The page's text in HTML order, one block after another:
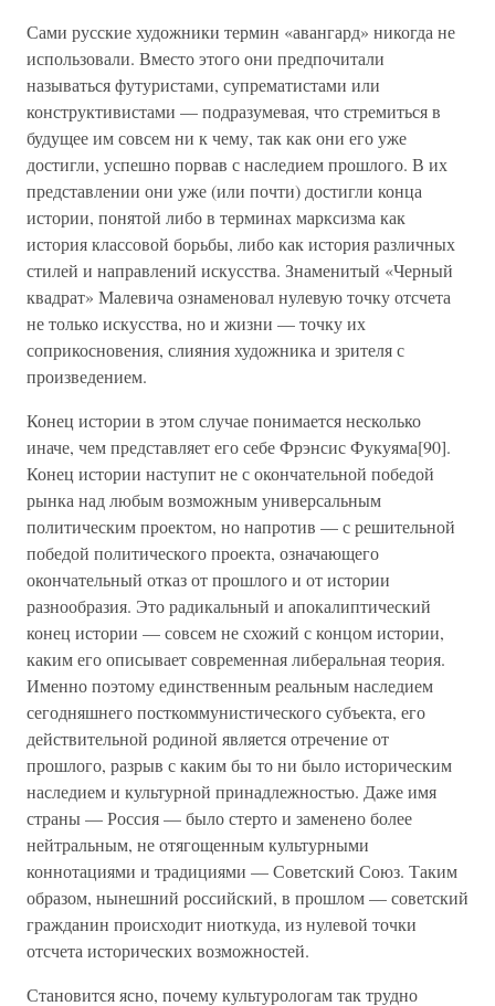
Сами русские художники термин «авангард» никогда не
использовали. Вместо этого они предпочитали
называться футуристами, супрематистами или
конструктивистами — подразумевая, что стремиться в
будущее им совсем ни к чему, так как они его уже
достигли, успешно порвав с наследием прошлого. В их
представлении они уже (или почти) достигли конца
истории, понятой либо в терминах марксизма как
история классовой борьбы, либо как история различных
стилей и направлений искусства. Знаменитый «Черный
квадрат» Малевича ознаменовал нулевую точку отсчета
не только искусства, но и жизни — точку их
соприкосновения, слияния художника и зрителя с
произведением.
Конец истории в этом случае понимается несколько
иначе, чем представляет его себе Фрэнсис Фукуяма[90].
Конец истории наступит не с окончательной победой
рынка над любым возможным универсальным
политическим проектом, но напротив — с решительной
победой политического проекта, означающего
окончательный отказ от прошлого и от истории
разнообразия. Это радикальный и апокалиптический
конец истории — совсем не схожий с концом истории,
каким его описывает современная либеральная теория.
Именно поэтому единственным реальным наследием
сегодняшнего посткоммунистического субъекта, его
действительной родиной является отречение от
прошлого, разрыв с каким бы то ни было историческим
наследием и культурной принадлежностью. Даже имя
страны — Россия — было стерто и заменено более
нейтральным, не отягощенным культурными
коннотациями и традициями — Советский Союз. Таким
образом, нынешний российский, в прошлом — советский
гражданин происходит ниоткуда, из нулевой точки
отсчета исторических возможностей.
Становится ясно, почему культурологам так трудно